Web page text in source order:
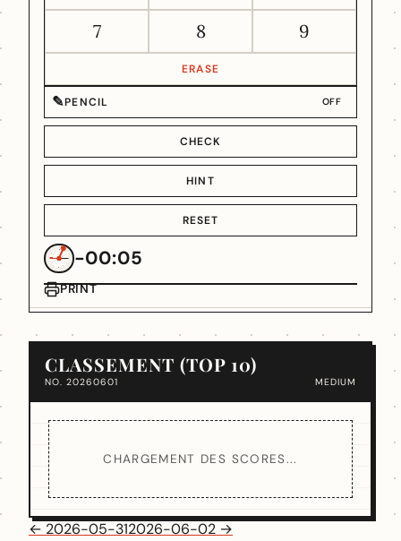
7
8 9
ERASE
✎PENCIL OFF
CHECK
HINT
RESET
-00:05
PRINT
CLASSEMENT (TOP 10)
NO. 20260601 MEDIUM
CHARGEMENT DES SCORES...
← 2026-05-312026-06-02 →